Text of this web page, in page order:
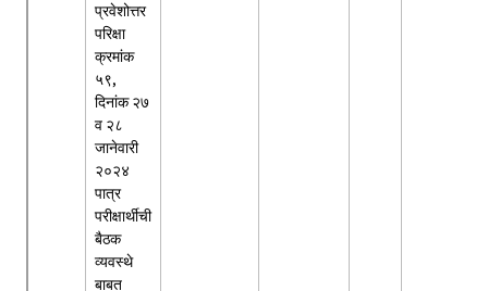
प्रवेशोत्तर
परिक्षा
क्रमांक
५९,
दिनांक २७
व २८
जानेवारी
२०२४
पात्र
परीक्षार्थीची
बैठक
व्यवस्थे
बाबत